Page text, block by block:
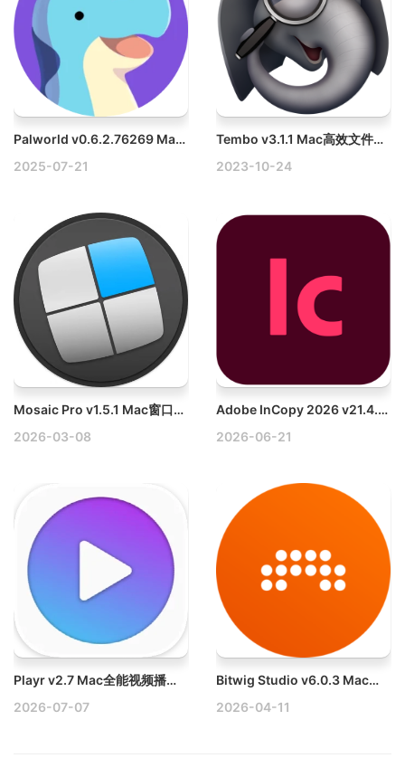
Palworld v0.6.2.76269 Mac幻兽帕鲁
2025-07-21
Tembo v3.1.1 Mac高效文件搜索工具破解版
2023-10-24
Mosaic Pro v1.5.1 Mac窗口管理工具破解版
2026-03-08
Adobe InCopy 2026 v21.4.0 Mac适配M1破解版下载
2026-06-21
Playr v2.7 Mac全能视频播放器破解版
2026-07-07
Bitwig Studio v6.0.3 Mac音频制作工具
2026-04-11